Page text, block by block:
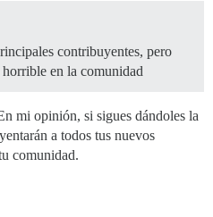
contribuyentes, pero
en la comunidad
mi opinión, si sigues dándoles la
a todos tus nuevos
comunidad.